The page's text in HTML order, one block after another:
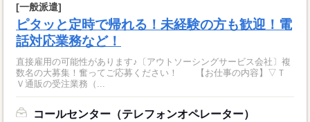
[一般派遣]
ピタッと定時で帰れる！未経験の方も歓迎！電
話対応業務など！
直接雇用の可能性があります♪〔アウトソーシングサービス会社〕複
数名の大募集！奮ってご応募ください！ 【お仕事の内容】▽Ｔ
Ｖ通販の受注業務（...
コールセンター（テレフォンオペレーター）